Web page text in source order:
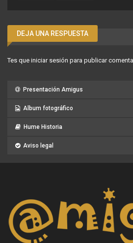
DEJA UNA RESPUESTA
Tes que iniciar sesión para publicar
Presentación Amigus
Album fotográfico
Hume Historia
Aviso legal